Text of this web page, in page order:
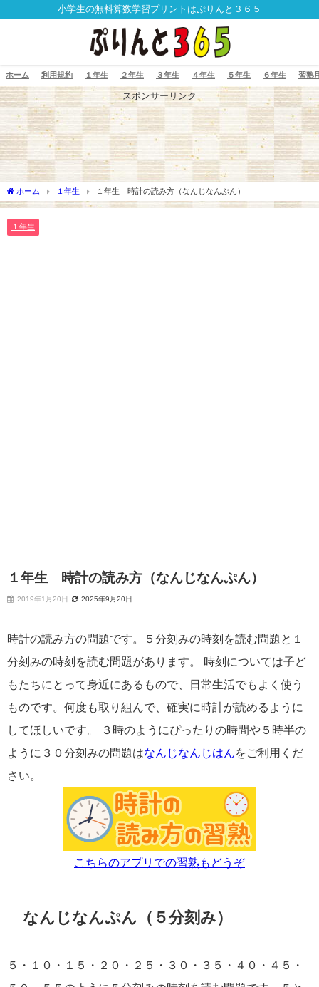
小学生の無料算数学習プリントはぷりんと３６５
ホーム 利用規約 １年生 ２年生 ３年生 ４年生 ５年生 ６年生 習熟
スポンサーリンク
ホーム １年生 １年生 時計の読み方（なんじなんぷん）
１年生
１年生 時計の読み方（なんじなんぷん）
2019年1月20日 2025年9月20日
時計の読み方の問題です。５分刻みの時刻を読む問題と１
分刻みの時刻を読む問題があります。 時刻については子ど
もたちにとって身近にあるもので、日常生活でもよく使う
ものです。何度も取り組んで、確実に時計が読めるように
してほしいです。 ３時のようにぴったりの時間や５時半の
ように３０分刻みの問題はなんじなんじはんをご利用くだ
さい。
こちらのアプリでの習熟もどうぞ
なんじなんぷん（５分刻み）
５・１０・１５・２０・２５・３０・３５・４０・４５・